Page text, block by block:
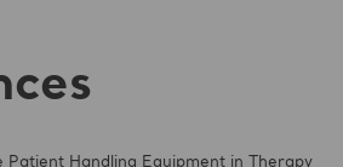
Patient Handling Equipment in Therapy